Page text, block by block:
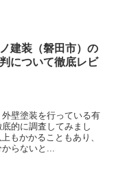
建装（磐田市）の
について徹底レビ
壁塗装を行っている有
的に調査してみまし
もかかることもあり、
らないと...